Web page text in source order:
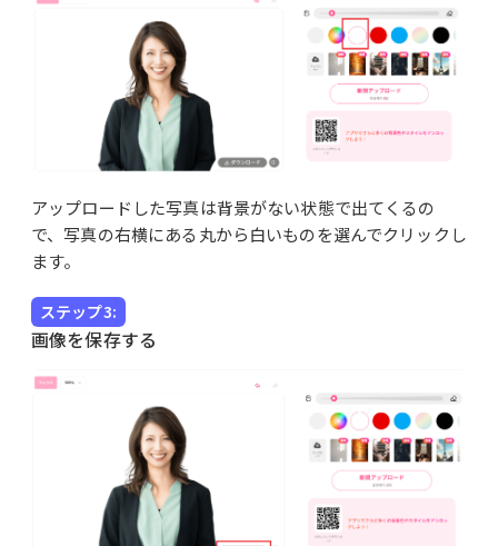
アップロードした写真は背景がない状態で出てくるの
で、写真の右横にある丸から白いものを選んでクリックし
ます。
ステップ3:
画像を保存する